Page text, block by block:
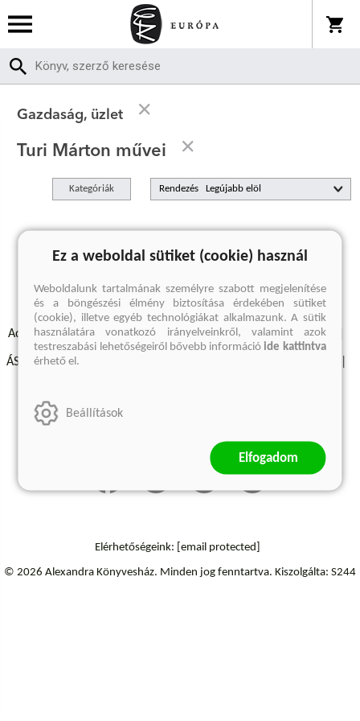
Gazdaság, üzlet
Turi Márton művei
Kategóriák Rendezés
A keresett kifejezésre nincs találat
Adatvédelmi szabályzatok Elállási felmondási nyilatkozat
ÁSZF - Vásárlási feltételek
Szállítási információk
Elérhetőségeink: [email protected]
© 2026 Alexandra Könyvesház. Minden jog fenntartva. Kiszolgálta: S244
Ez a weboldal sütiket (cookie) használ
Weboldalunk tartalmának személyre szabott megjelenítése
és a böngészési élmény biztosítása érdekében sütiket
(cookie), illetve egyéb technológiákat alkalmazunk. A sütik
használatára vonatkozó irányelveinkről, valamint azok
testreszabási lehetőségeiről bővebb információide kattintva
érhető el.
Beállítások
Elfogadom